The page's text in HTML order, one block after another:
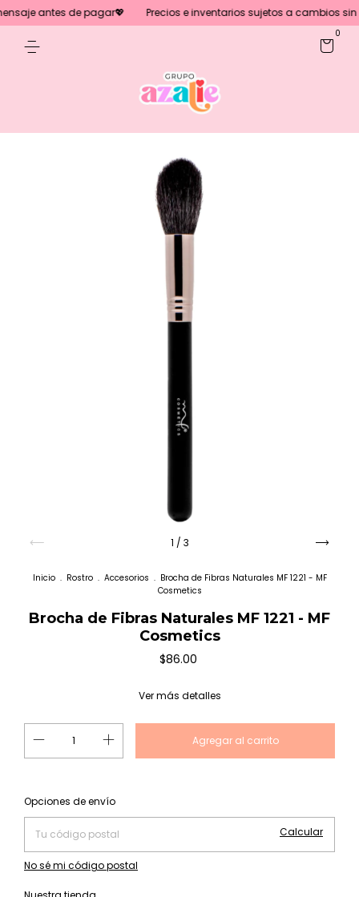
antes de pagar💖 Precios e inventarios sujetos a cambios sin
0
1 / 3
Inicio . Rostro . Accesorios . Brocha de Fibras Naturales MF 1221 - MF
Cosmetics
Brocha de Fibras Naturales MF 1221 - MF
Cosmetics
$86.00
Ver más detalles
Entregas para el CP:
Opciones de envío
Calcular
No sé mi código postal